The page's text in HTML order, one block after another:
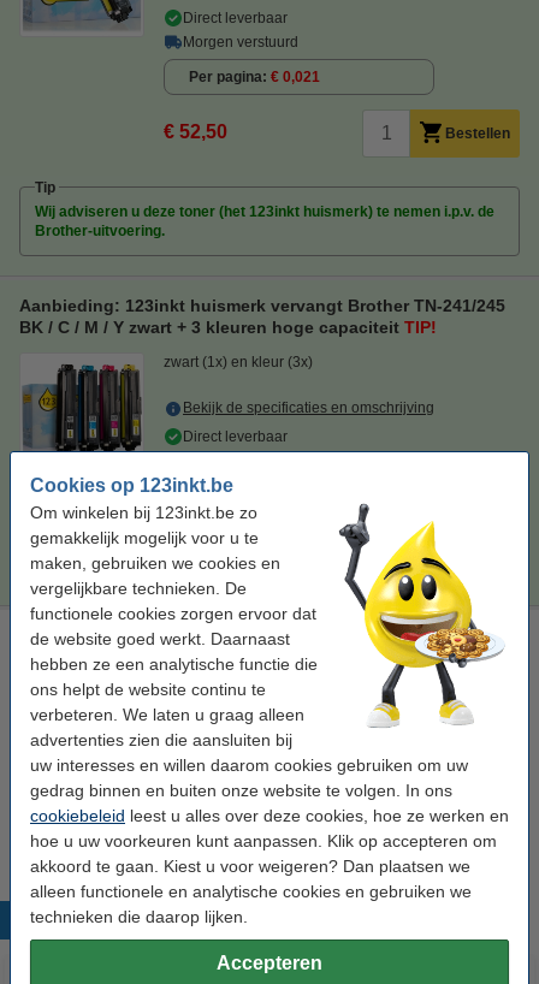
Cookies op 123inkt.be
Om winkelen bij 123inkt.be zo
gemakkelijk mogelijk voor u te
maken, gebruiken we cookies en
vergelijkbare technieken. De
functionele cookies zorgen ervoor dat
de website goed werkt. Daarnaast
hebben ze een analytische functie die
ons helpt de website continu te
verbeteren. We laten u graag alleen
advertenties zien die aansluiten bij
uw interesses en willen daarom cookies gebruiken om uw
gedrag binnen en buiten onze website te volgen. In ons
cookiebeleid leest u alles over deze cookies, hoe ze werken en
hoe u uw voorkeuren kunt aanpassen. Klik op accepteren om
akkoord te gaan. Kiest u voor weigeren? Dan plaatsen we
alleen functionele en analytische cookies en gebruiken we
technieken die daarop lijken.
Accepteren
Direct leverbaar
Morgen verstuurd
Per pagina € 0,021
€ 52,50 Bestellen
Tip
Wij adviseren u deze toner (het 123inkt huismerk) te nemen i.p.v. de
Brother-uitvoering.
Aanbieding: 123inkt huismerk vervangt Brother TN-241/245
BK / C / M / Y zwart + 3 kleuren hoge capaciteit TIP!
zwart (1x) en kleur (3x)
Bekijk de specificaties en omschrijving
Direct leverbaar
Per pagina
€ 197,50
Laserprinter reinigingsdoek
tonerdoek 43 x 32 cm (LxB) 999058
Bekijk de specificaties en omschrijving
Direct leverbaar
Morgen verstuurd
€ 0,95 Bestellen
Populaire producten